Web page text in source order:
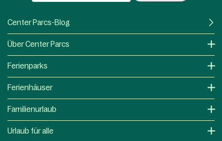
Center Parcs-Blog
Über Center Parcs
Ferienparks
Ferienhäuser
Familienurlaub
Urlaub für alle